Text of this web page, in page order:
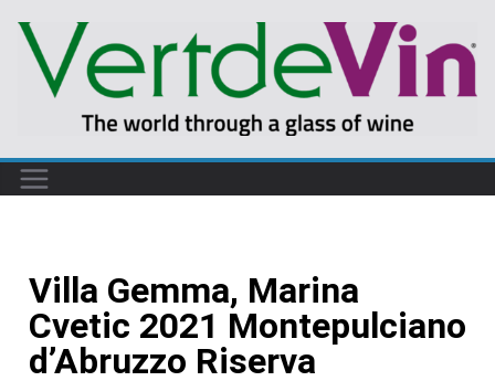
Villa Gemma, Marina
Cvetic 2021 Montepulciano
d’Abruzzo Riserva